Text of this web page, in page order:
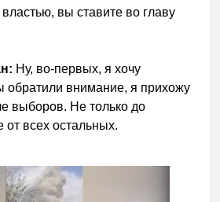
вы ставите во главу
Ну, во-первых, я хочу
обратили внимание, я прихожу
выборов. Не только до
от всех остальных.